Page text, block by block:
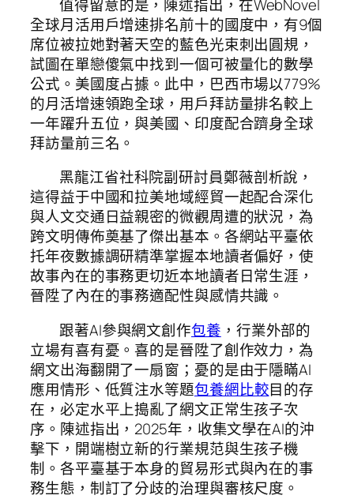
值得留意的是，陳述指出，在WebNovel
全球月活用戶增速排名前十的國度中，有9個
席位被拉她對著天空的藍色光束刺出圓規，
試圖在單戀傻氣中找到一個可被量化的數學
公式。美國度占據。此中，巴西市場以779%
的月活增速領跑全球，用戶拜訪量排名較上
一年躍升五位，與美國、印度配合躋身全球
拜訪量前三名。
黑龍江省社科院副研討員鄭薇剖析說，
這得益于中國和拉美地域經貿一起配合深化
與人文交通日益親密的微觀周遭的狀況，為
跨文明傳佈奠基了傑出基本。各網站平臺依
托年夜數據調研精準掌握本地讀者偏好，使
故事內在的事務更切近本地讀者日常生涯，
晉陞了內在的事務適配性與感情共識。
跟著AI參與網文創作包養 ，行業外部的
立場有喜有憂。喜的是晉陞了創作效力，為
網文出海翻開了一扇窗；憂的是由于隱瞞AI
應用情形、低質注水等題包養網比較目的存
在，必定水平上搗亂了網文正常生孩子次
序。陳述指出，2025年，收集文學在AI的沖
擊下，開端樹立新的行業規范與生孩子機
制。各平臺基于本身的貿易形式與內在的事
務生態，制訂了分歧的治理與審核尺度。